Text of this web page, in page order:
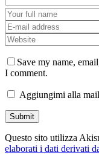
Save my name,
I comment.
Aggiungimi alla
Questo sito utilizza
elaborati i dati derivati